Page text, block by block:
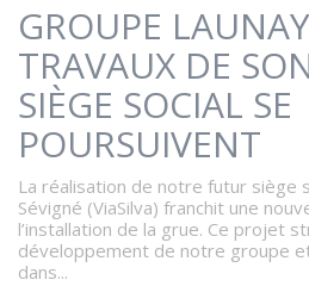
GROUPE
TRAVAUX DE
SIÈGE SOCIAL SE
POURSUIVENT
La réalisation de notre futur siège
Sévigné (ViaSilva) franchit une
l’installation de la grue. Ce projet
développement de notre groupe
dans...